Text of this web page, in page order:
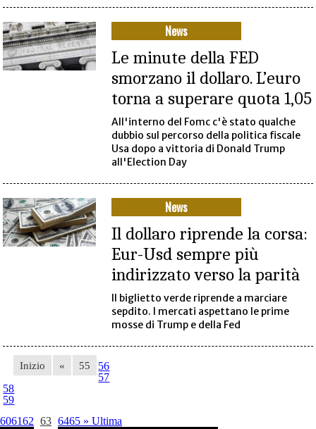
News
Le minute della FED
smorzano il dollaro. L’euro
torna a superare quota 1,05
All'interno del Fomc c'è stato qualche
dubbio sul percorso della politica fiscale
Usa dopo a vittoria di Donald Trump
all'Election Day
News
Il dollaro riprende la corsa:
Eur-Usd sempre più
indirizzato verso la parità
Il biglietto verde riprende a marciare
sepdito. I mercati aspettano le prime
mosse di Trump e della Fed
Inizio « 55
56
57
58
59
606162 63 6465 » Ultima